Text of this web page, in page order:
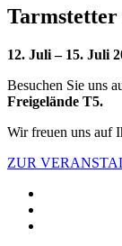
Tarmstetter
12. Juli – 15. Juli
Besuchen Sie uns
Freigelände T5.
Wir freuen uns auf
ZUR